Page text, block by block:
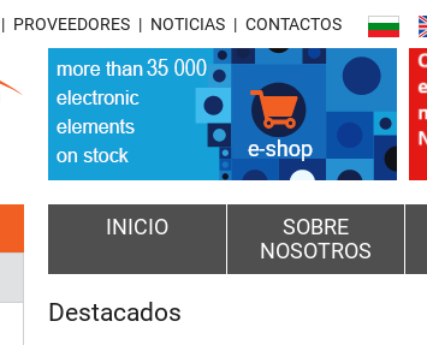
PROVEEDORES NOTICIAS CONTACTOS
INICIO
SOBRE
NOSOTROS
Destacados